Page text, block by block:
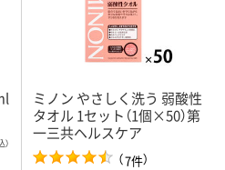
）
ミノン やさしく洗う 弱酸性
タオル 1セット（1個×50）第
一三共ヘルスケア
（7件）